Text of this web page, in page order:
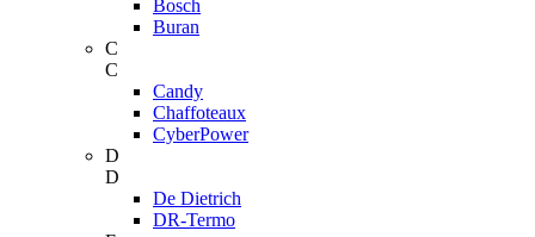
Bosch
Buran
C
C
Candy
Chaffoteaux
CyberPower
D
D
De Dietrich
DR-Termo